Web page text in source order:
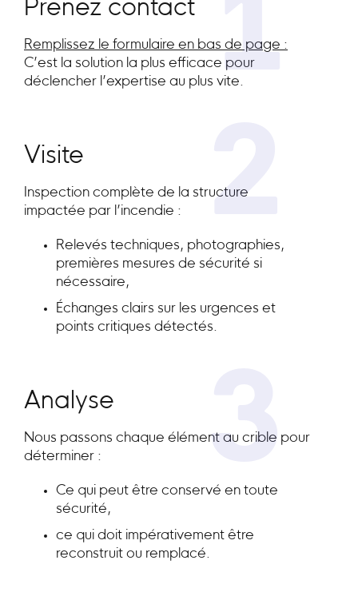
1
Prenez contact
Remplissez le formulaire en bas de page :
C’est la solution la plus efficace pour
déclencher l’expertise au plus vite.
2
Visite
Inspection complète de la structure
impactée par l’incendie :
Relevés techniques, photographies,
premières mesures de sécurité si
nécessaire,
Échanges clairs sur les urgences et
points critiques détectés.
3
Analyse
Nous passons chaque élément au crible pour
déterminer :
Ce qui peut être conservé en toute
sécurité,
ce qui doit impérativement être
reconstruit ou remplacé.